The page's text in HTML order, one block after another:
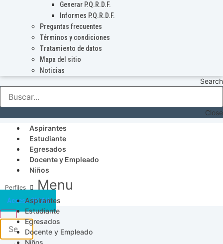
Generar P.Q.R.D.F.
Informes P.Q.R.D.F.
Preguntas frecuentes
Términos y condiciones
Tratamiento de datos
Mapa del sitio
Noticias
Search
Close
Aspirantes
Estudiante
Egresados
Docente y Empleado
Niños
Menu
Aspirantes
Estudiante
Egresados
Docente y Empleado
Acceso SICAU